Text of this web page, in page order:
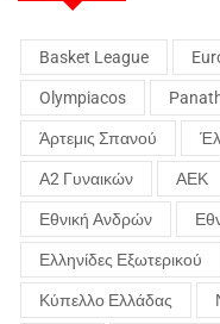
Basket League
Olympiacos
Άρτεμις Σπανού
Α2 Γυναικών ΑΕΚ
Εθνική Ανδρών
Ελληνίδες Εξωτερικού
Κύπελλο Ελλάδας